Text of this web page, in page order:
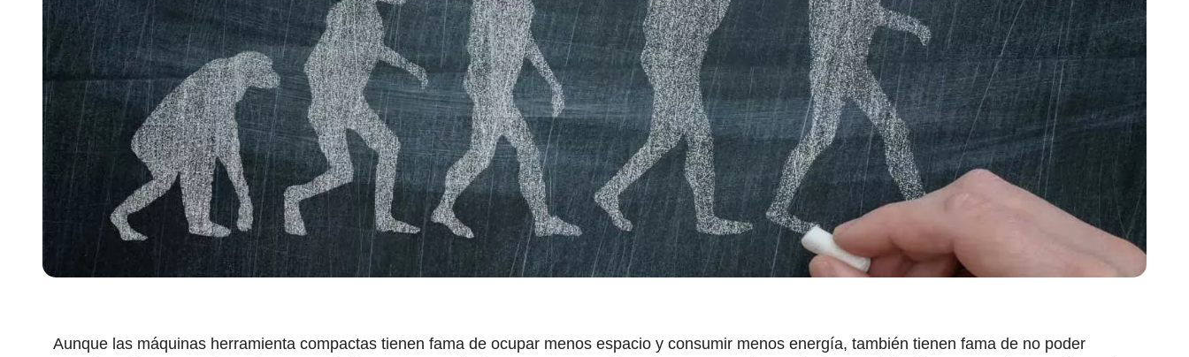
Aunque las máquinas herramienta compactas tienen fama de ocupar menos espacio y consumir menos energía, también tienen fama de no poder